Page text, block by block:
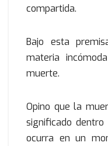
compartida.
Bajo esta
materia
muerte.
Opino que la
significado
ocurra en un